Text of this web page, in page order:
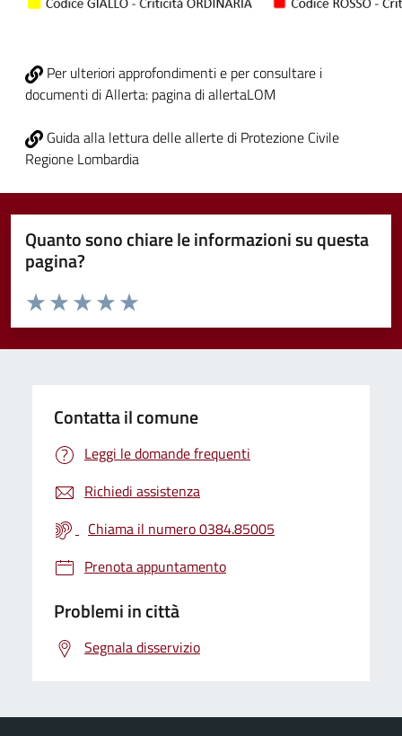
Per ulteriori approfondimenti e per consultare i
documenti di Allerta: pagina di allertaLOM
Guida alla lettura delle allerte di Protezione Civile
Regione Lombardia
Quanto sono chiare le informazioni su questa
pagina?
Valuta da 1 a 5 stelle la pagina
Valuta 5 stelle su 5
Valuta 4 stelle su 5
Valuta 3 stelle su 5
Valuta 2 stelle su 5
Valuta 1 stelle su 5
Contatta il comune
Leggi le domande frequenti
Richiedi assistenza
Chiama il numero 0384.85005
Prenota appuntamento
Problemi in città
Segnala disservizio